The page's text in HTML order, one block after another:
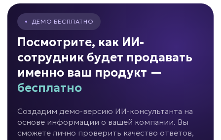
от 69 000 ₽ под ключ
Новички долго адаптируются?
ИИ для обучения
сотрудников
Задача: Обучение персонала
• ДЕМО БЕСПЛАТНО
Посмотрите, как ИИ-
сотрудник будет продавать
именно ваш продукт —
бесплатно
Создадим демо-версию ИИ-консультанта на
основе информации о вашей компании. Вы
сможете лично проверить качество ответов,